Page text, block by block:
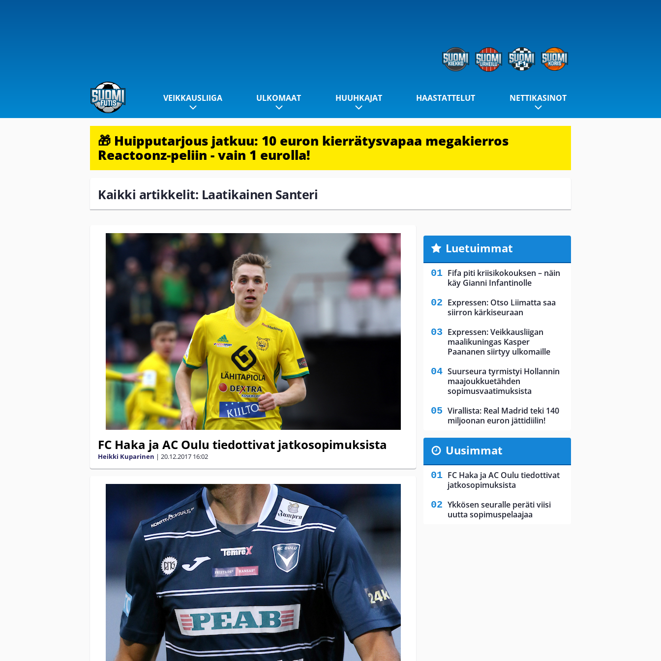
VEIKKAUSLIIGA ULKOMAAT HUUHKAJAT HAASTATTELUT NETTIKASINOT
🎁 Huipputarjous jatkuu: 10 euron kierrätysvapaa megakierros
Reactoonz-peliin - vain 1 eurolla!
Kaikki artikkelit: Laatikainen Santeri
FC Haka ja AC Oulu tiedottivat jatkosopimuksista
Heikki Kuparinen | 20.12.2017 16:02
Luetuimmat
Fifa piti kriisikokouksen – näin
käy Gianni Infantinolle
Expressen: Otso Liimatta saa
siirron kärkiseuraan
Expressen: Veikkausliigan
maalikuningas Kasper
Paananen siirtyy ulkomaille
Suurseura tyrmistyi Hollannin
maajoukkuetähden
sopimusvaatimuksista
Virallista: Real Madrid teki 140
miljoonan euron jättidiilin!
Uusimmat
FC Haka ja AC Oulu tiedottivat
jatkosopimuksista
Ykkösen seuralle peräti viisi
uutta sopimuspelaajaa